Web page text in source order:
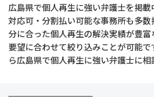
広島県で個人再生に強い弁護士を掲
対応可・分割払い可能な事務所も多
分に合った個人再生の解決実績が豊
要望に合わせて絞り込みことが可能
ら広島県で個人再生に強い弁護士に相